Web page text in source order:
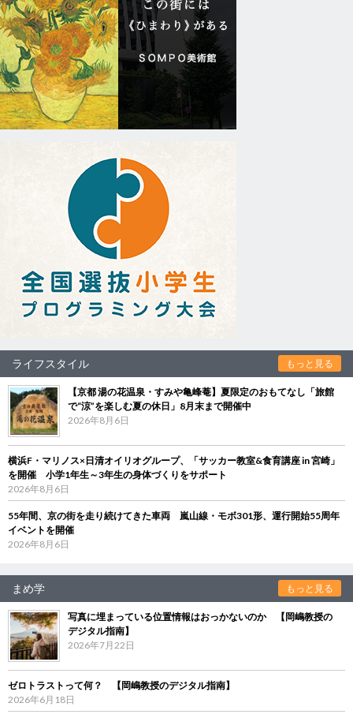
ライフスタイル もっと見る
【京都 湯の花温泉・すみや亀峰菴】夏限定のおもてなし「旅館
で“涼”を楽しむ夏の休日」8月末まで開催中
2026年8月6日
横浜F・マリノス×日清オイリオグループ、「サッカー教室&食育講座 in 宮崎」
を開催 小学1年生～3年生の身体づくりをサポート
2026年8月6日
55年間、京の街を走り続けてきた車両 嵐山線・モボ301形、運行開始55周年
イベントを開催
2026年8月6日
まめ学 もっと見る
写真に埋まっている位置情報はおっかないのか 【岡嶋教授の
デジタル指南】
2026年7月22日
ゼロトラストって何？ 【岡嶋教授のデジタル指南】
2026年6月18日